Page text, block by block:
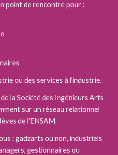
point de rencontre pour :
ou des services à l'industrie.
la Société des Ingénieurs Arts
sur un réseau relationnel
de l'ENSAM.
: gadzarts ou non, industriels
gestionnaires ou